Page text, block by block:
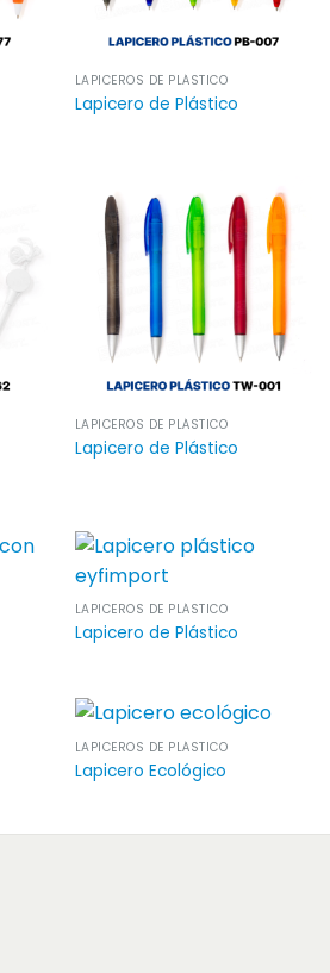
LAPICEROS DE PLÁSTICO
Lapicero de Plástico
LAPICEROS DE PLÁSTICO
Lapicero de Plástico
LAPICEROS DE PLÁSTICO
Lapicero de Plástico
LAPICEROS DE PLÁSTICO
Lapicero Ecológico